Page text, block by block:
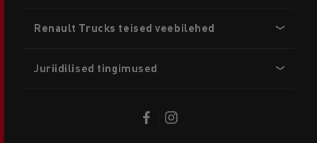
Renault Trucks teised veebilehed
Juriidilised tingimused